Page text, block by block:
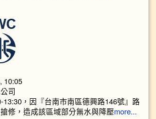
10:05
司
13:30，因『台南市南區德興路146號』路
修，造成該區域部分無水與降壓more...